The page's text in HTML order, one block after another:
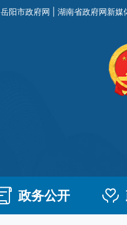
岳阳市政府网 湖南省政府网新媒
政务公开